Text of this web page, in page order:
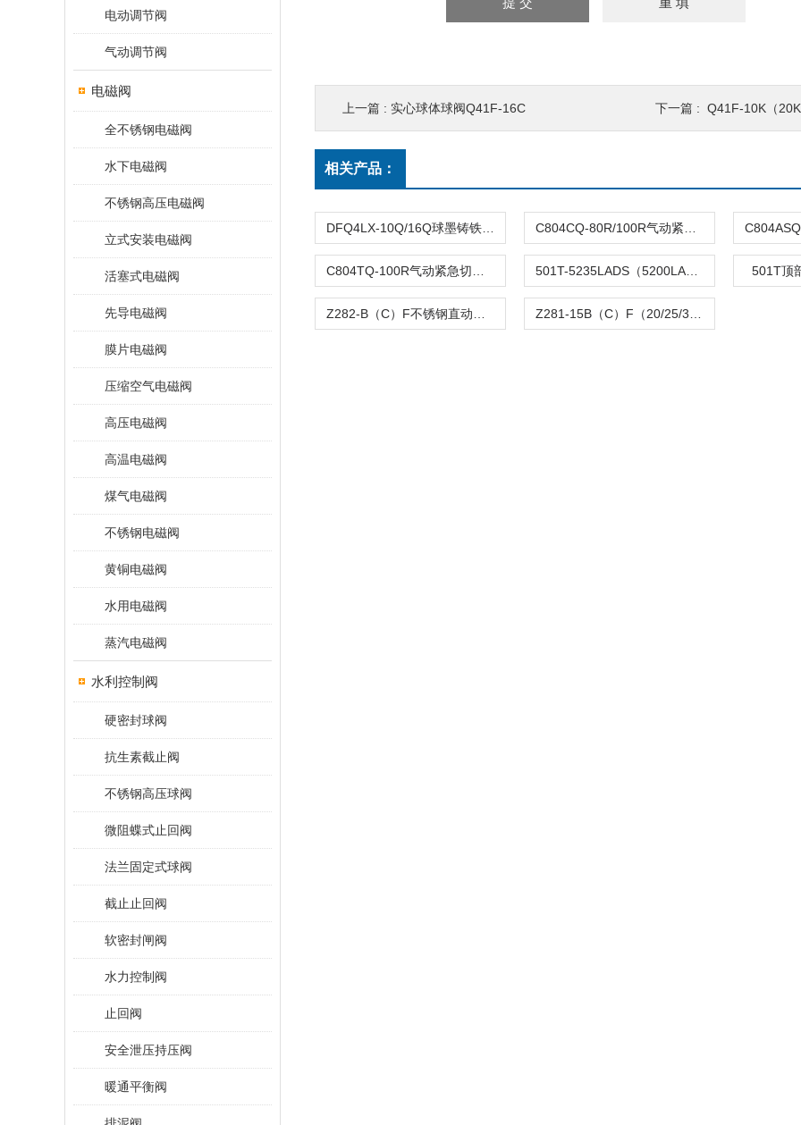
电动调节阀
气动调节阀
电磁阀
全不锈钢电磁阀
水下电磁阀
不锈钢高压电磁阀
立式安装电磁阀
活塞式电磁阀
先导电磁阀
膜片电磁阀
压缩空气电磁阀
高压电磁阀
高温电磁阀
煤气电磁阀
不锈钢电磁阀
黄铜电磁阀
水用电磁阀
蒸汽电磁阀
水利控制阀
硬密封球阀
抗生素截止阀
不锈钢高压球阀
微阻蝶式止回阀
法兰固定式球阀
截止止回阀
软密封闸阀
水力控制阀
止回阀
安全泄压持压阀
暖通平衡阀
上一篇 : 实心球体球阀Q41F-16C 下一篇 : Q41F-10K（
相关产品：
501T顶